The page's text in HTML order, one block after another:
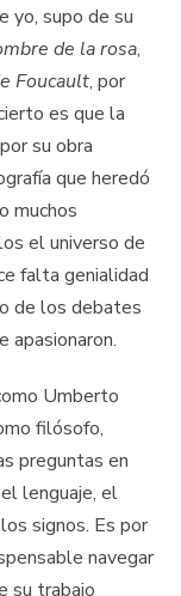
yo, supo de su
de la rosa,
Foucault, por
es que la
su obra
que heredó
muchos
el universo de
falta genialidad
de los debates
apasionaron.
Umberto
filósofo,
preguntas en
lenguaje, el
signos. Es por
navegar
su trabajo